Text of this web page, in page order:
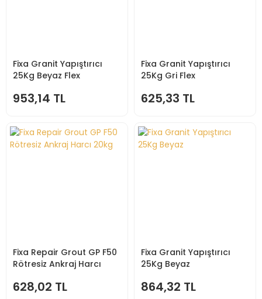
Fixa Granit Yapıştırıcı
25Kg Beyaz Flex
953,14 TL
Fixa Granit Yapıştırıcı
25Kg Gri Flex
625,33 TL
Fixa Repair Grout GP F50
Rötresiz Ankraj Harcı
628,02 TL
Fixa Granit Yapıştırıcı
25Kg Beyaz
864,32 TL